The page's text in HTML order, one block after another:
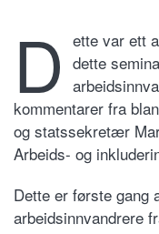
D ette var ett
dette
kommentarer fra
og statssekretær
Arbeids- og
Dette er første gang
arbeidsinnvandrere